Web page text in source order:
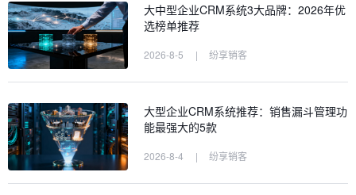
大中型企业CRM系统3大品牌：2026年优
选榜单推荐
2026-8-5 | 纷享销客
大型企业CRM系统推荐：销售漏斗管理功
能最强大的5款
2026-8-4 | 纷享销客